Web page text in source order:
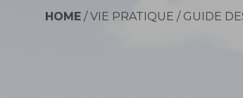
HOME /VIE PRATIQUE / GUIDE